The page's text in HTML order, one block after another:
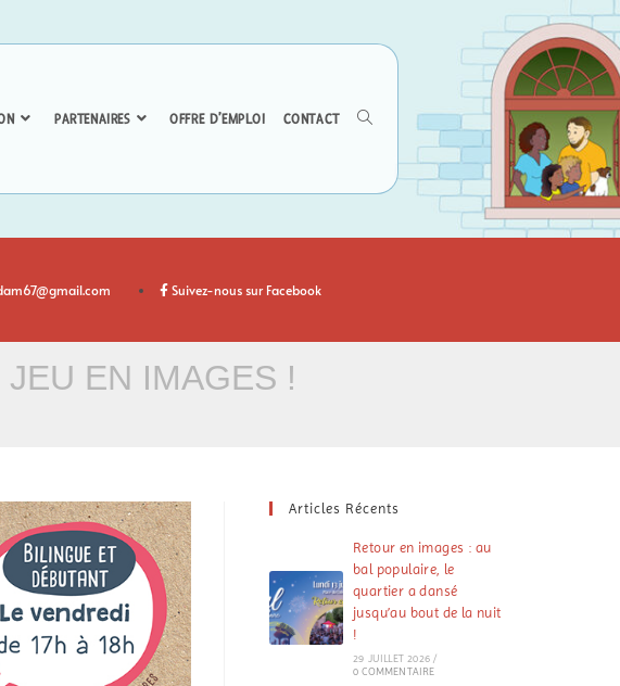
PARTENAIRES OFFRE D’EMPLOI CONTACT
Suivez-nous sur Facebook
EN IMAGES !
Articles Récents
Retour en images : au
bal populaire, le
quartier a dansé
jusqu’au bout de la nuit
!
29 JUILLET 2026 /
0 COMMENTAIRE